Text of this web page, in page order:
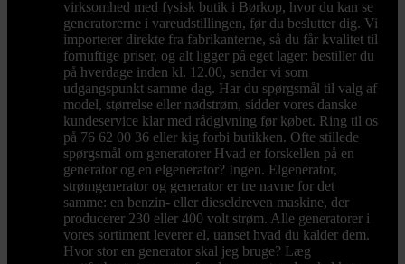
virksomhed med fysisk butik i Børkop, hvor du kan se
generatorerne i vareudstillingen, før du beslutter dig. Vi
importerer direkte fra fabrikanterne, så du får kvalitet til
fornuftige priser, og alt ligger på eget lager: bestiller du
på hverdage inden kl. 12.00, sender vi som
udgangspunkt samme dag. Har du spørgsmål til valg af
model, størrelse eller nødstrøm, sidder vores danske
kundeservice klar med rådgivning før købet. Ring til os
på 76 62 00 36 eller kig forbi butikken. Ofte stillede
spørgsmål om generatorer Hvad er forskellen på en
generator og en elgenerator? Ingen. Elgenerator,
strømgenerator og generator er tre navne for det
samme: en benzin- eller dieseldreven maskine, der
producerer 230 eller 400 volt strøm. Alle generatorer i
vores sortiment leverer el, uanset hvad du kalder dem.
Hvor stor en generator skal jeg bruge? Læg